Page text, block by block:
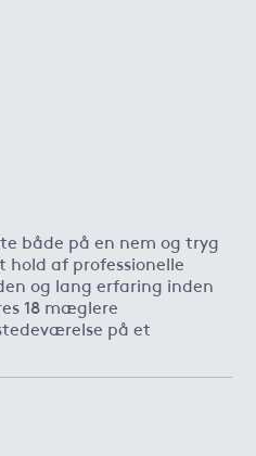
både på en nem og tryg
hold af professionelle
og lang erfaring inden
18 mæglere
på et